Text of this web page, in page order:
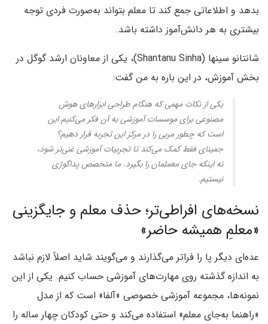
بدهد و اطلاعاتی جمع کند تا معلم بتواند به‌صورت فردی توجه
بیشتری به هر دانش‌آموز داشته باشد.
شانتانو سینها (Shantanu Sinha)، یکی از معاونان ارشد گوگل در
بخش آموزش، در این باره به من گفت:
یکی از نکات مهمی که هنگام طراحی ابزارهای هوش
مصنوعی برای موسسات آموزشی به آن فکر می‌کنیم این
است که چطور مربی را در مرکز این تجربه قرار دهیم؟
جمینای فقط کمک می‌کند تا تجربیات آموزشی غنی‌تر شود،
نه اینکه جای معملمان را بگیرد. ما متخصص پداگوژی
نیستیم.
نسخه‌های افراطی‌تر؛ حذف معلم و جایگزینی
«معلمِ همیشه حاضر»
عده‌ای دیگر پا را فراتر می‌گذارند و می‌گویند شاید اصلاً لازم نباشد
به اندازه‌ گذشته روی مهارت‌های آموزشی حساب کنیم. یکی از این
نمونه‌ها، مجموعه آموزشی خصوصی «آلفا» است که از مدل
«راهنما به‌جای معلم» استفاده می‌کند و حتی کودکان چهار ساله را